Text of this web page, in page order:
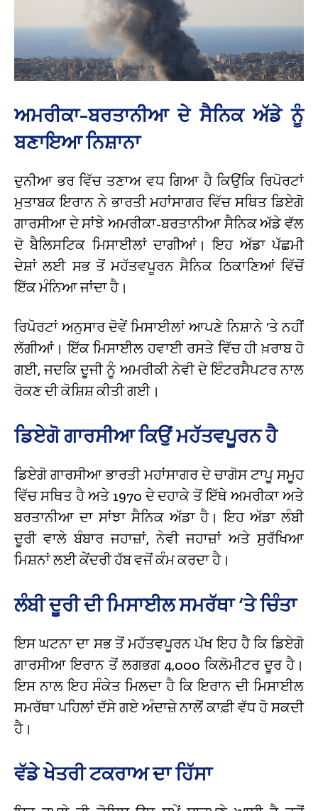
ਅਮਰੀਕਾ-ਬਰਤਾਨੀਆ ਦੇ ਸੈਨਿਕ ਅੱਡੇ ਨੂੰ
ਬਣਾਇਆ ਨਿਸ਼ਾਨਾ
ਦੁਨੀਆ ਭਰ ਵਿੱਚ ਤਣਾਅ ਵਧ ਗਿਆ ਹੈ ਕਿਉਂਕਿ ਰਿਪੋਰਟਾਂ
ਮੁਤਾਬਕ ਇਰਾਨ ਨੇ ਭਾਰਤੀ ਮਹਾਂਸਾਗਰ ਵਿੱਚ ਸਥਿਤ ਡਿਏਗੋ
ਗਾਰਸੀਆ ਦੇ ਸਾਂਝੇ ਅਮਰੀਕਾ-ਬਰਤਾਨੀਆ ਸੈਨਿਕ ਅੱਡੇ ਵੱਲ
ਦੋ ਬੈਲਿਸਟਿਕ ਮਿਸਾਈਲਾਂ ਦਾਗੀਆਂ। ਇਹ ਅੱਡਾ ਪੱਛਮੀ
ਦੇਸ਼ਾਂ ਲਈ ਸਭ ਤੋਂ ਮਹੱਤਵਪੂਰਨ ਸੈਨਿਕ ਠਿਕਾਣਿਆਂ ਵਿੱਚੋਂ
ਇੱਕ ਮੰਨਿਆ ਜਾਂਦਾ ਹੈ।
ਰਿਪੋਰਟਾਂ ਅਨੁਸਾਰ ਦੋਵੇਂ ਮਿਸਾਈਲਾਂ ਆਪਣੇ ਨਿਸ਼ਾਨੇ ‘ਤੇ ਨਹੀਂ
ਲੱਗੀਆਂ। ਇੱਕ ਮਿਸਾਈਲ ਹਵਾਈ ਰਸਤੇ ਵਿੱਚ ਹੀ ਖ਼ਰਾਬ ਹੋ
ਗਈ, ਜਦਕਿ ਦੂਜੀ ਨੂੰ ਅਮਰੀਕੀ ਨੇਵੀ ਦੇ ਇੰਟਰਸੈਪਟਰ ਨਾਲ
ਰੋਕਣ ਦੀ ਕੋਸ਼ਿਸ਼ ਕੀਤੀ ਗਈ।
ਡਿਏਗੋ ਗਾਰਸੀਆ ਕਿਉਂ ਮਹੱਤਵਪੂਰਨ ਹੈ
ਡਿਏਗੋ ਗਾਰਸੀਆ ਭਾਰਤੀ ਮਹਾਂਸਾਗਰ ਦੇ ਚਾਗੋਸ ਟਾਪੂ ਸਮੂਹ
ਵਿੱਚ ਸਥਿਤ ਹੈ ਅਤੇ 1970 ਦੇ ਦਹਾਕੇ ਤੋਂ ਇੱਥੇ ਅਮਰੀਕਾ ਅਤੇ
ਬਰਤਾਨੀਆ ਦਾ ਸਾਂਝਾ ਸੈਨਿਕ ਅੱਡਾ ਹੈ। ਇਹ ਅੱਡਾ ਲੰਬੀ
ਦੂਰੀ ਵਾਲੇ ਬੰਬਾਰ ਜਹਾਜ਼ਾਂ, ਨੇਵੀ ਜਹਾਜ਼ਾਂ ਅਤੇ ਸੁਰੱਖਿਆ
ਮਿਸ਼ਨਾਂ ਲਈ ਕੇਂਦਰੀ ਹੱਬ ਵਜੋਂ ਕੰਮ ਕਰਦਾ ਹੈ।
ਲੰਬੀ ਦੂਰੀ ਦੀ ਮਿਸਾਈਲ ਸਮਰੱਥਾ ‘ਤੇ ਚਿੰਤਾ
ਇਸ ਘਟਨਾ ਦਾ ਸਭ ਤੋਂ ਮਹੱਤਵਪੂਰਨ ਪੱਖ ਇਹ ਹੈ ਕਿ ਡਿਏਗੋ
ਗਾਰਸੀਆ ਇਰਾਨ ਤੋਂ ਲਗਭਗ 4,000 ਕਿਲੋਮੀਟਰ ਦੂਰ ਹੈ।
ਇਸ ਨਾਲ ਇਹ ਸੰਕੇਤ ਮਿਲਦਾ ਹੈ ਕਿ ਇਰਾਨ ਦੀ ਮਿਸਾਈਲ
ਸਮਰੱਥਾ ਪਹਿਲਾਂ ਦੱਸੇ ਗਏ ਅੰਦਾਜ਼ੇ ਨਾਲੋਂ ਕਾਫ਼ੀ ਵੱਧ ਹੋ ਸਕਦੀ
ਹੈ।
ਵੱਡੇ ਖੇਤਰੀ ਟਕਰਾਅ ਦਾ ਹਿੱਸਾ